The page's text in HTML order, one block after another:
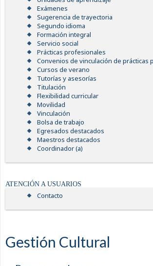
Exámenes
Sugerencia de trayectoria
Segundo idioma
Formación integral
Servicio social
Prácticas profesionales
Convenios de vinculación de prácticas
Cursos de verano
Tutorías y asesorías
Titulación
Flexibilidad curricular
Movilidad
Vinculación
Bolsa de trabajo
Egresados destacados
Maestros destacados
Coordinador (a)
ATENCIÓN A USUARIOS
Contacto
Gestión Cultural